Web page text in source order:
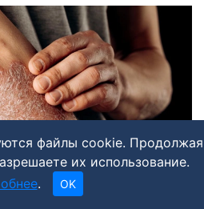
файлы cookie. Продолжая
их использование.
. OK